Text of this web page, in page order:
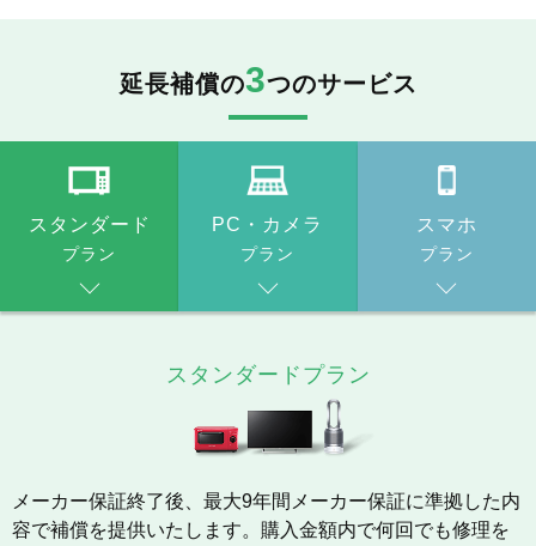
延長補償の3つのサービス
スタンダード
プラン
PC・カメラ
プラン
スマホ
プラン
スタンダードプラン
メーカー保証終了後、最大9年間メーカー保証に準拠した内
容で補償を提供いたします。購入金額内で何回でも修理を